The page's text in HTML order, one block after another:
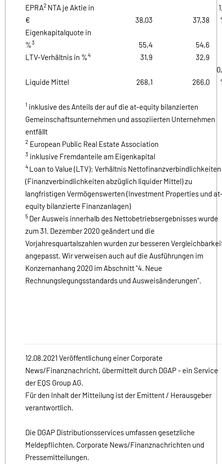
EPRA2 NTA je Aktie in
€
38,03 37,38
Eigenkapitalquote in
%3 55,4
54,6
LTV-Verhältnis in %4 31,9 32,9
Liquide Mittel 268,1 266,0
1 inklusive des Anteils der auf die at-equity bilanzierten
Gemeinschaftsunternehmen und assoziierten Unternehmen
entfällt
2 European Public Real Estate Association
3 inklusive Fremdanteile am Eigenkapital
4 Loan to Value (LTV): Verhältnis Nettofinanzverbindlichkeiten
(Finanzverbindlichkeiten abzüglich liquider Mittel) zu
langfristigen Vermögenswerten (Investment Properties und
equity bilanzierte Finanzanlagen)
5 Der Ausweis innerhalb des Nettobetriebsergebnisses wurde
zum 31. Dezember 2020 geändert und die
Vorjahresquartalszahlen wurden zur besseren
angepasst. Wir verweisen auch auf die Ausführungen im
Konzernanhang 2020 im Abschnitt "4. Neue
Rechnungslegungsstandards und Ausweisänderungen".
12.08.2021 Veröffentlichung einer Corporate
News/Finanznachricht, übermittelt durch DGAP - ein Service
der EQS Group AG.
Für den Inhalt der Mitteilung ist der Emittent / Herausgeber
verantwortlich.
Die DGAP Distributionsservices umfassen gesetzliche
Meldepflichten, Corporate News/Finanznachrichten und
Pressemitteilungen.